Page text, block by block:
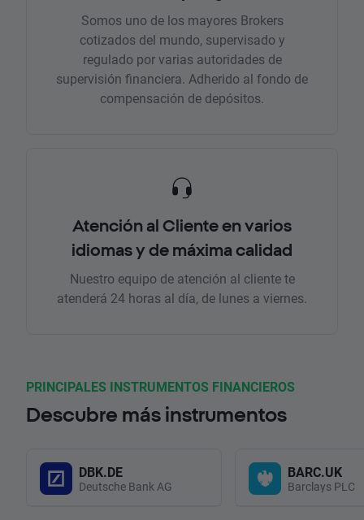
Somos uno de los mayores Brokers
cotizados del mundo, supervisado y
regulado por varias autoridades de
supervisión financiera. Adherido al fondo de
compensación de depósitos.
Atención al Cliente en varios
idiomas y de máxima calidad
Nuestro equipo de atención al cliente te
atenderá 24 horas al día, de lunes a viernes.
PRINCIPALES INSTRUMENTOS FINANCIEROS
Descubre más instrumentos
DBK.DE
Deutsche Bank AG
BARC.UK
Barclays PLC